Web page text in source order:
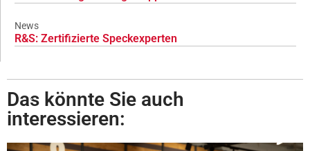
News
R&S: Zertifizierte Speckexperten
Das könnte Sie auch
interessieren: